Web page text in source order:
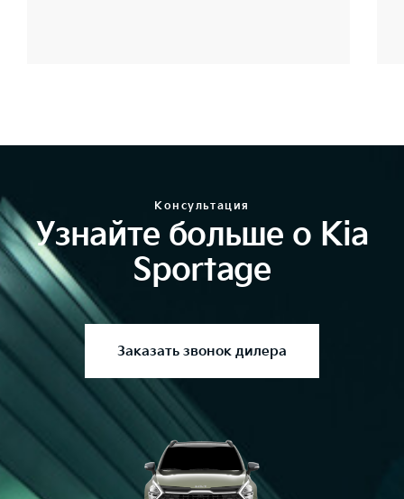
Консультация
Узнайте больше о Kia
Sportage
Заказать звонок дилера